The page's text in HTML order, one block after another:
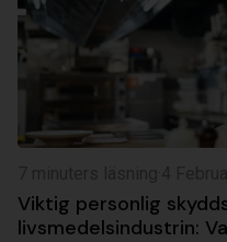
Viktig personlig
livsmedelsindustrin: